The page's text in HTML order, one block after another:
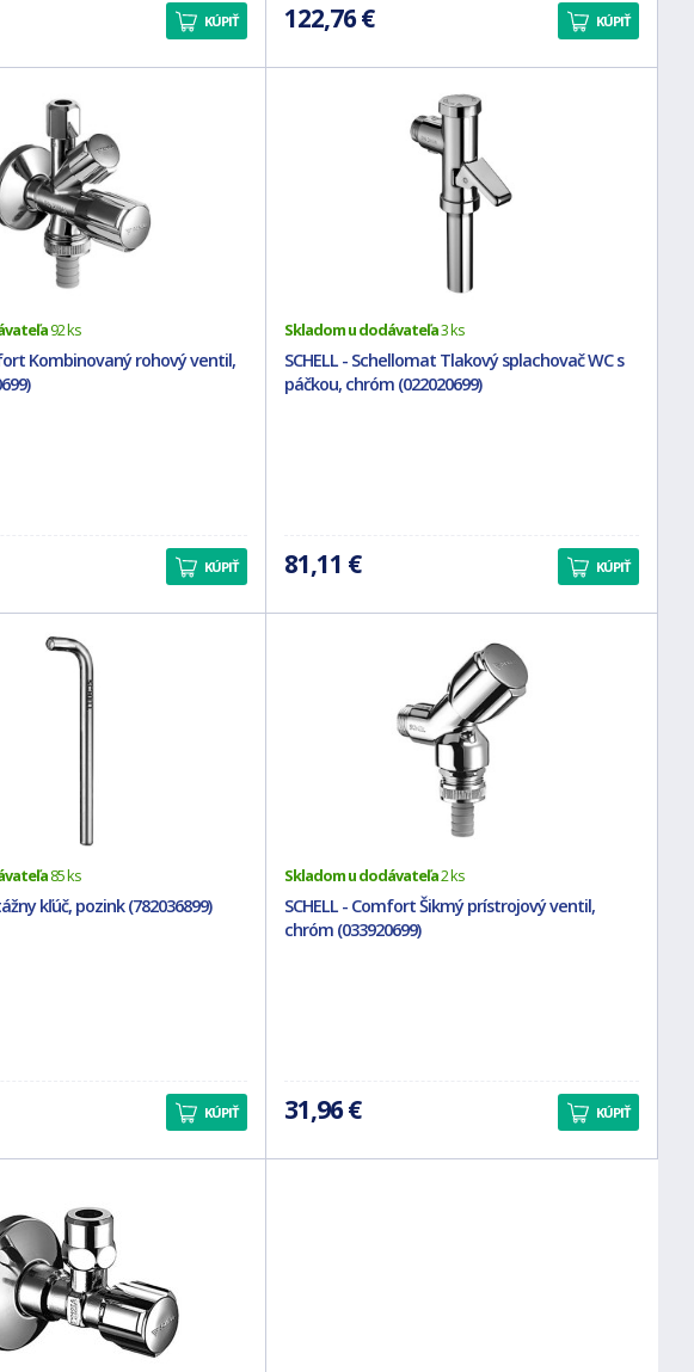
KÚPIŤ 122,76 € KÚPIŤ
92 ks
Kombinovaný rohový ventil,
KÚPIŤ
Skladom u dodávateľa3 ks
SCHELL - Schellomat Tlakový splachovač WC s
páčkou, chróm (022020699)
81,11 € KÚPIŤ
85 ks
kľúč, pozink (782036899)
KÚPIŤ
Skladom u dodávateľa2 ks
SCHELL - Comfort Šikmý prístrojový ventil,
chróm (033920699)
31,96 € KÚPIŤ